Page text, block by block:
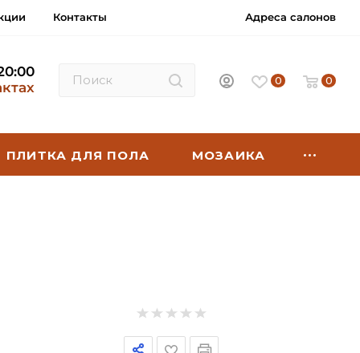
Контакты Адреса салонов
0 0
ПЛИТКА ДЛЯ ПОЛА МОЗАИКА